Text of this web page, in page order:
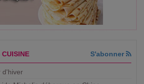
CUISINE S'abonner
d'hiver